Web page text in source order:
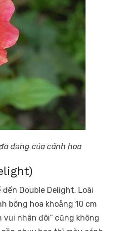
dạng của cánh hoa
Double Delight. Loài
bông hoa khoảng 10 cm
vui nhân đôi” cũng không